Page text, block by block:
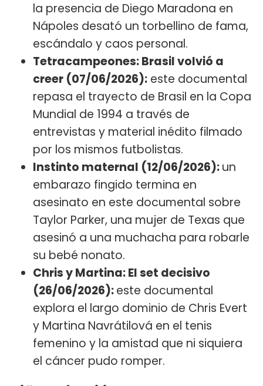
la presencia de Diego Maradona en
Nápoles desató un torbellino de fama,
escándalo y caos personal.
Tetracampeones: Brasil volvió a
creer (07/06/2026): este documental
repasa el trayecto de Brasil en la Copa
Mundial de 1994 a través de
entrevistas y material inédito filmado
por los mismos futbolistas.
Instinto maternal (12/06/2026):un
embarazo fingido termina en
asesinato en este documental sobre
Taylor Parker, una mujer de Texas que
asesinó a una muchacha para robarle
su bebé nonato.
Chris y Martina: El set decisivo
(26/06/2026):este documental
explora el largo dominio de Chris Evert
y Martina Navrátilová en el tenis
femenino y la amistad que ni siquiera
el cáncer pudo romper.